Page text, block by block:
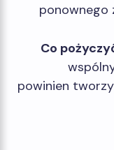
ponownego
Co
powinien